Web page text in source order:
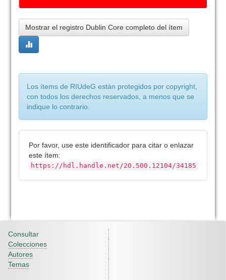
Mostrar el registro Dublin Core completo del ítem
Los ítems de RIUdeG están protegidos por copyright,
con todos los derechos reservados, a menos que se
indique lo contrario.
Por favor, use este identificador para citar o enlazar
este ítem:
https://hdl.handle.net/20.500.12104/34185
Consultar
Colecciones
Autores
Temas